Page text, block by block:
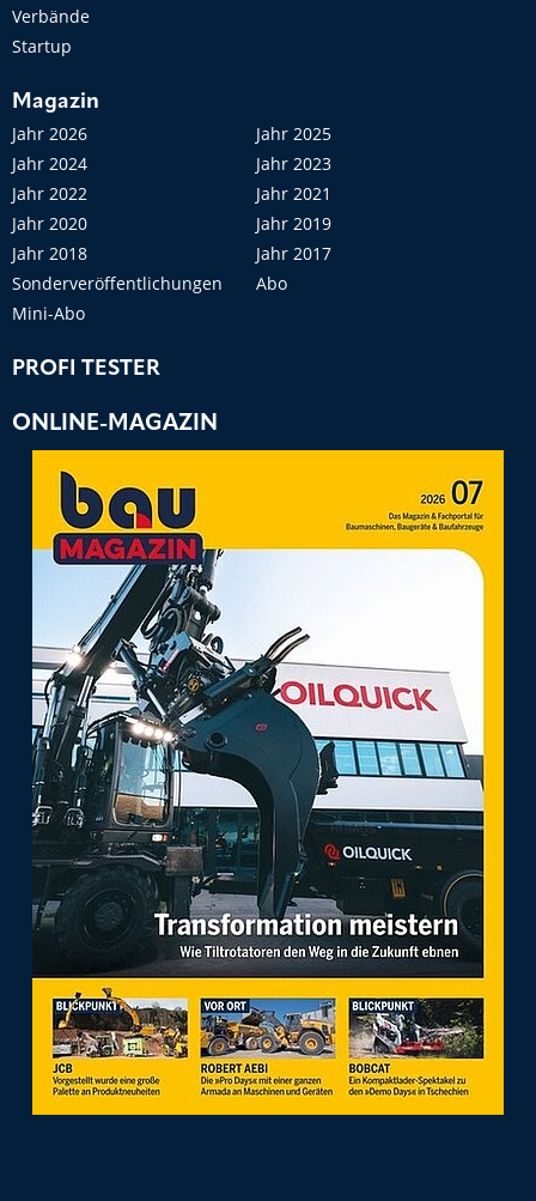
Verbände
Startup
Magazin
Jahr 2026
Jahr 2025
Jahr 2024
Jahr 2023
Jahr 2022
Jahr 2021
Jahr 2020
Jahr 2019
Jahr 2018
Jahr 2017
Sonderveröffentlichungen
Abo
Mini-Abo
PROFI TESTER
ONLINE-MAGAZIN